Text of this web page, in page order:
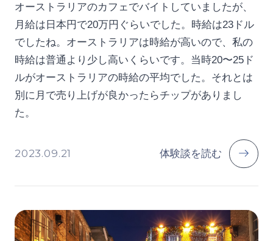
オーストラリアのカフェでバイトしていましたが、
月給は日本円で20万円ぐらいでした。時給は23ドル
でしたね。オーストラリアは時給が高いので、私の
時給は普通より少し高いくらいです。当時20〜25ド
ルがオーストラリアの時給の平均でした。それとは
別に月で売り上げが良かったらチップがありまし
た。
2023.09.21 体験談を読む